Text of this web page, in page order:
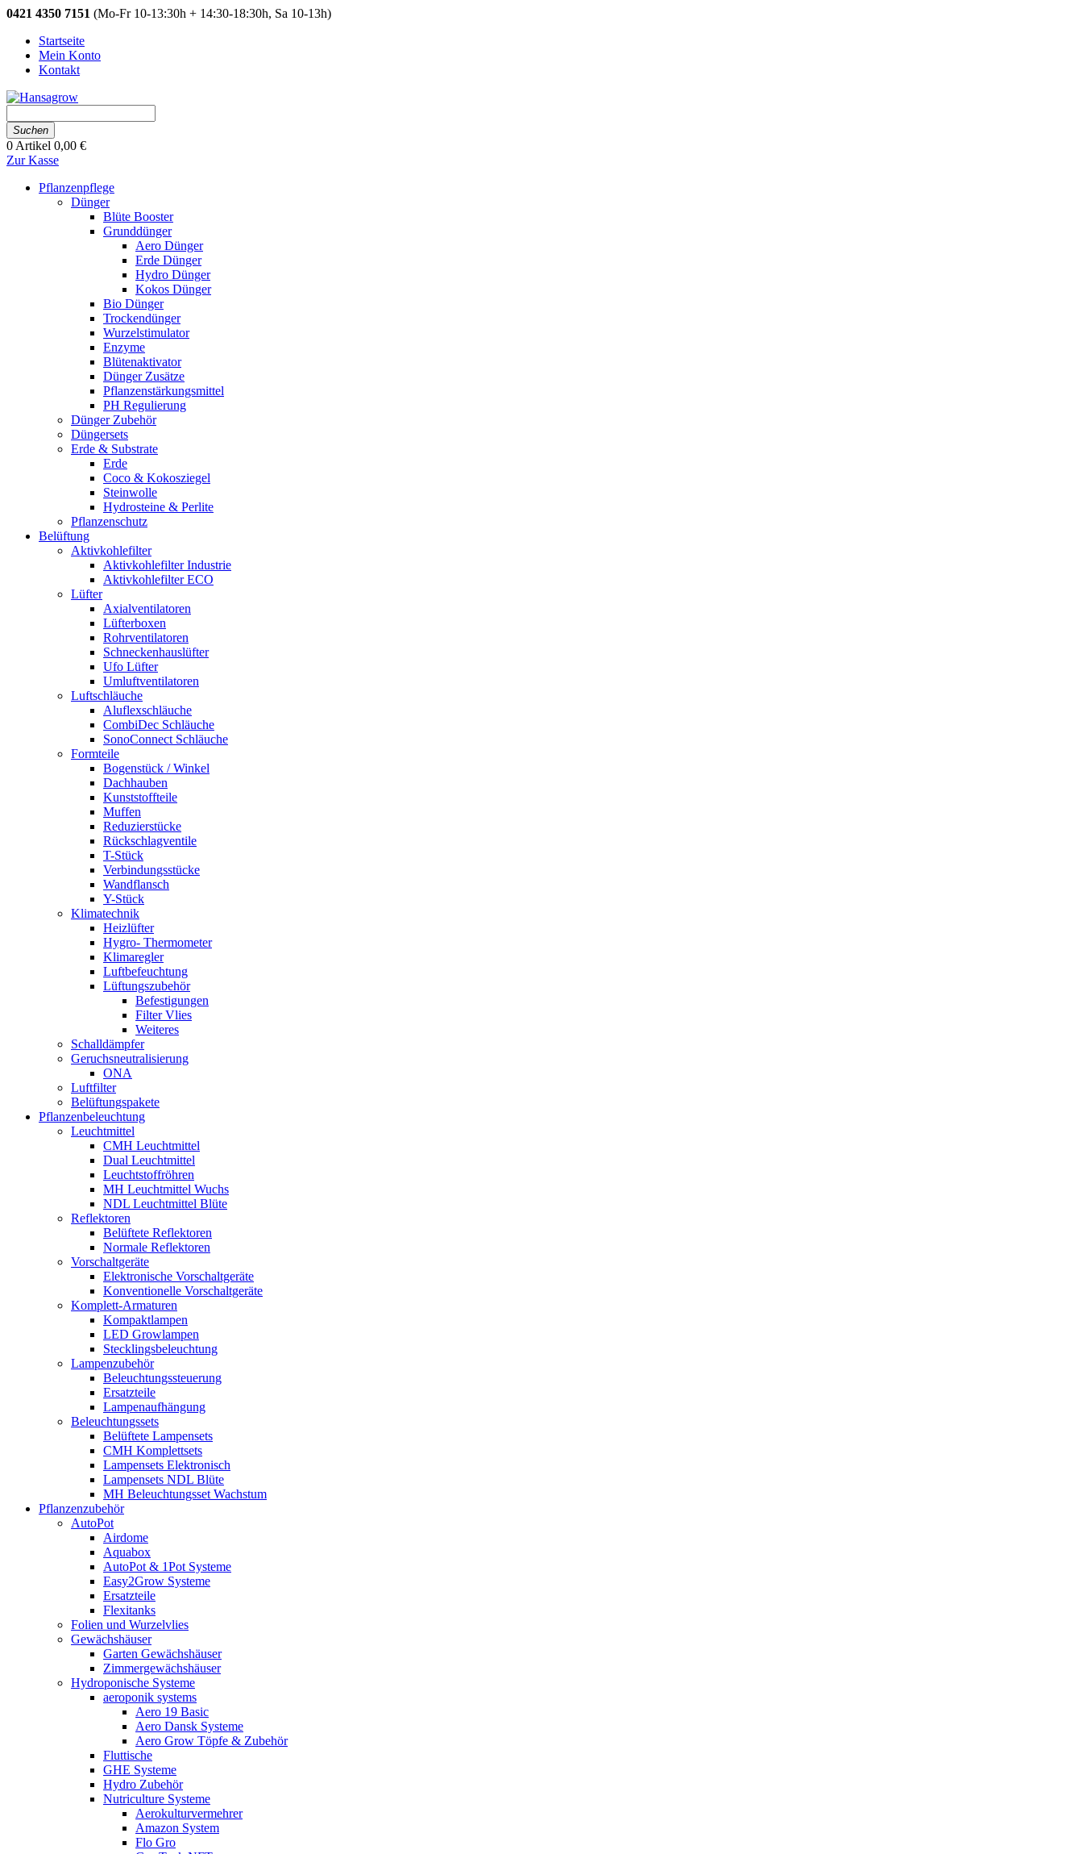
0421 4350 7151 (Mo-Fr 10-13:30h + 14:30-18:30h, Sa 10-13h)
Startseite
Mein Konto
Kontakt
Suchen
0 Artikel 0,00 €
Zur Kasse
Pflanzenpflege
Dünger
Blüte Booster
Grunddünger
Aero Dünger
Erde Dünger
Hydro Dünger
Kokos Dünger
Bio Dünger
Trockendünger
Wurzelstimulator
Enzyme
Blütenaktivator
Dünger Zusätze
Pflanzenstärkungsmittel
PH Regulierung
Dünger Zubehör
Düngersets
Erde & Substrate
Erde
Coco & Kokosziegel
Steinwolle
Hydrosteine & Perlite
Pflanzenschutz
Belüftung
Aktivkohlefilter
Aktivkohlefilter Industrie
Aktivkohlefilter ECO
Lüfter
Axialventilatoren
Lüfterboxen
Rohrventilatoren
Schneckenhauslüfter
Ufo Lüfter
Umluftventilatoren
Luftschläuche
Aluflexschläuche
CombiDec Schläuche
SonoConnect Schläuche
Formteile
Bogenstück / Winkel
Dachhauben
Kunststoffteile
Muffen
Reduzierstücke
Rückschlagventile
T-Stück
Verbindungsstücke
Wandflansch
Y-Stück
Klimatechnik
Heizlüfter
Hygro- Thermometer
Klimaregler
Luftbefeuchtung
Lüftungszubehör
Befestigungen
Filter Vlies
Weiteres
Schalldämpfer
Geruchsneutralisierung
ONA
Luftfilter
Belüftungspakete
Pflanzenbeleuchtung
Leuchtmittel
CMH Leuchtmittel
Dual Leuchtmittel
Leuchtstoffröhren
MH Leuchtmittel Wuchs
NDL Leuchtmittel Blüte
Reflektoren
Belüftete Reflektoren
Normale Reflektoren
Vorschaltgeräte
Elektronische Vorschaltgeräte
Konventionelle Vorschaltgeräte
Komplett-Armaturen
Kompaktlampen
LED Growlampen
Stecklingsbeleuchtung
Lampenzubehör
Beleuchtungssteuerung
Ersatzteile
Lampenaufhängung
Beleuchtungssets
Belüftete Lampensets
CMH Komplettsets
Lampensets Elektronisch
Lampensets NDL Blüte
MH Beleuchtungsset Wachstum
Pflanzenzubehör
AutoPot
Airdome
Aquabox
AutoPot & 1Pot Systeme
Easy2Grow Systeme
Ersatzteile
Flexitanks
Folien und Wurzelvlies
Gewächshäuser
Garten Gewächshäuser
Zimmergewächshäuser
Hydroponische Systeme
aeroponik systems
Aero 19 Basic
Aero Dansk Systeme
Aero Grow Töpfe & Zubehör
Fluttische
GHE Systeme
Hydro Zubehör
Nutriculture Systeme
Aerokulturvermehrer
Amazon System
Flo Gro